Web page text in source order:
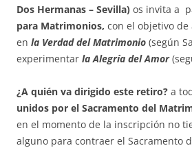
Dos Hermanas – Sevilla) os invita a
para Matrimonios, con el objetivo
en la Verdad del Matrimonio (según
experimentar la Alegría del Amor
¿A quién va dirigido este retiro? a
unidos por el Sacramento del
en el momento de la inscripción no
alguno para contraer el Sacramento